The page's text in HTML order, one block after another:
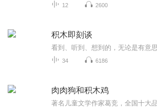
12 2600
积木即刻谈
34 6186
肉肉狗和积木鸡